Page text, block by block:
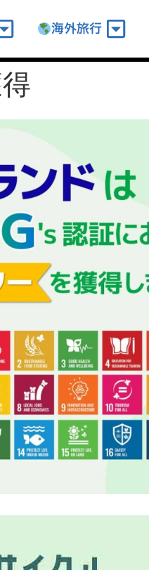
海外旅行